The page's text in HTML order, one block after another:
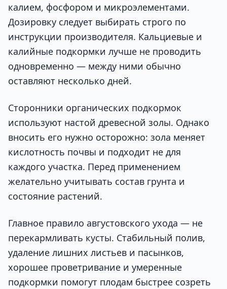
калием, фосфором и микроэлементами.
Дозировку следует выбирать строго по
инструкции производителя. Кальциевые и
калийные подкормки лучше не проводить
одновременно — между ними обычно
оставляют несколько дней.
Сторонники органических подкормок
используют настой древесной золы. Однако
вносить его нужно осторожно: зола меняет
кислотность почвы и подходит не для
каждого участка. Перед применением
желательно учитывать состав грунта и
состояние растений.
Главное правило августовского ухода — не
перекармливать кусты. Стабильный полив,
удаление лишних листьев и пасынков,
хорошее проветривание и умеренные
подкормки помогут плодам быстрее созреть